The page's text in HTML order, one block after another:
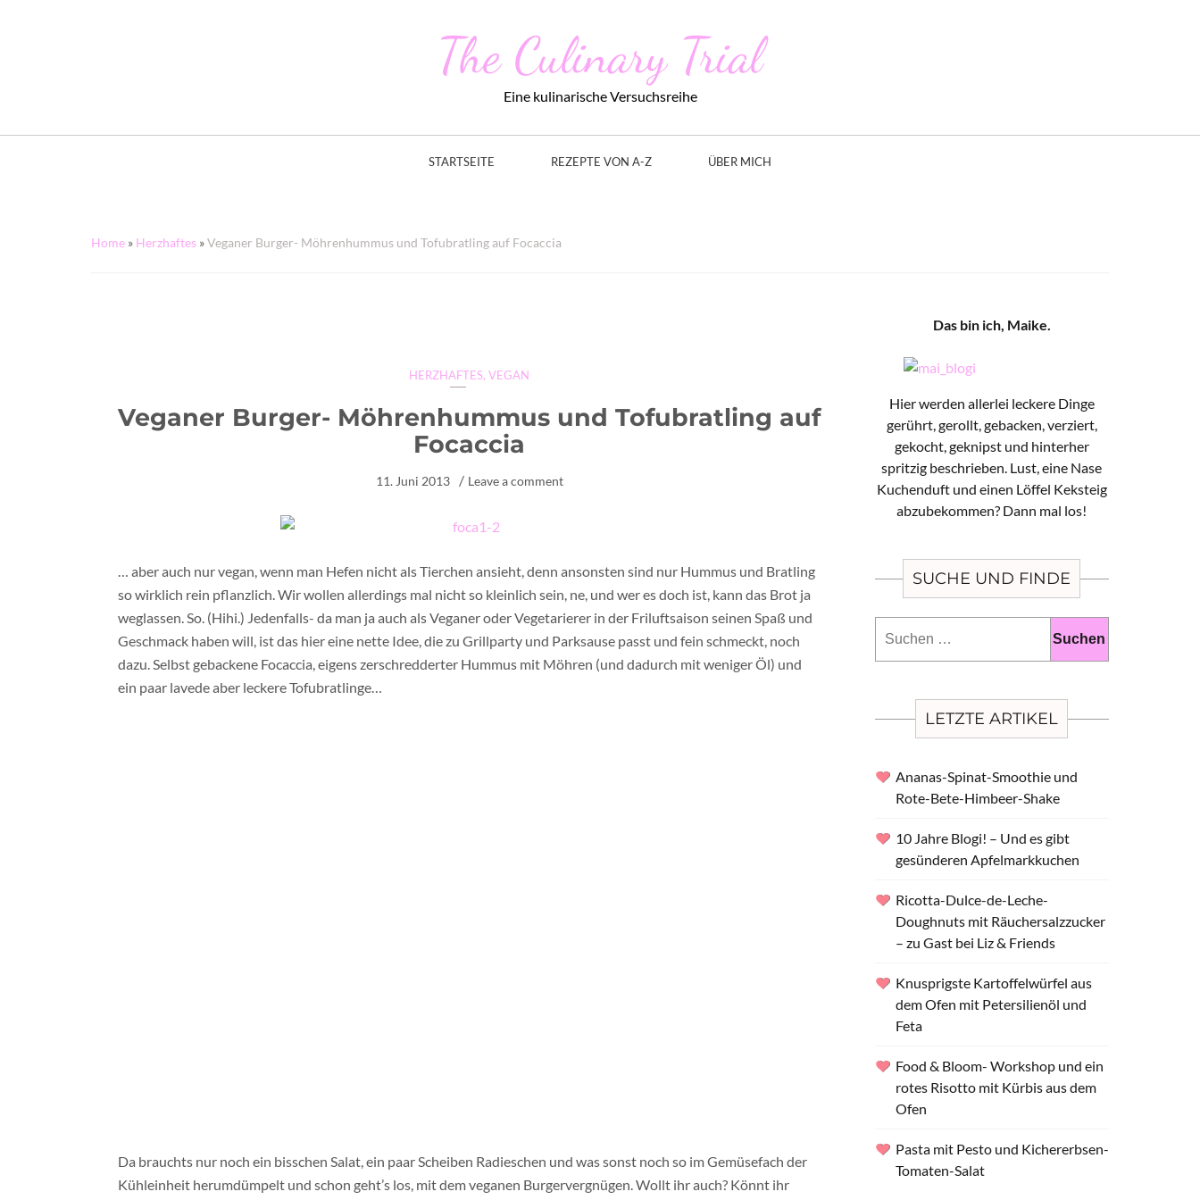
The Culinary Trial
Eine kulinarische Versuchsreihe
STARTSEITE REZEPTE VON A-Z ÜBER MICH
Home » Herzhaftes »Veganer Burger- Möhrenhummus und Tofubratling auf Focaccia
HERZHAFTES,VEGAN
Veganer Burger- Möhrenhummus und Tofubratling auf
Focaccia
11. Juni 2013 Leave a comment
… aber auch nur vegan, wenn man Hefen nicht als Tierchen ansieht, denn ansonsten sind nur Hummus und Bratling
so wirklich rein pflanzlich. Wir wollen allerdings mal nicht so kleinlich sein, ne, und wer es doch ist, kann das Brot ja
weglassen. So. (Hihi.) Jedenfalls- da man ja auch als Veganer oder Vegetarierer in der Friluftsaison seinen Spaß und
Geschmack haben will, ist das hier eine nette Idee, die zu Grillparty und Parksause passt und fein schmeckt, noch
dazu. Selbst gebackene Focaccia, eigens zerschredderter Hummus mit Möhren (und dadurch mit weniger Öl) und
ein paar lavede aber leckere Tofubratlinge…
250 g Möhren
Das bin ich, Maike.
Hier werden allerlei leckere Dinge
gerührt, gerollt, gebacken, verziert,
gekocht, geknipst und hinterher
spritzig beschrieben. Lust, eine Nase
Kuchenduft und einen Löffel Keksteig
abzubekommen? Dann mal los!
SUCHE UND FINDE
nach:
LETZTE ARTIKEL
Ananas-Spinat-Smoothie und
Rote-Bete-Himbeer-Shake
10 Jahre Blogi! – Und es gibt
gesünderen Apfelmarkkuchen
Ricotta-Dulce-de-Leche-
Doughnuts mit Räuchersalzzucker
– zu Gast bei Liz & Friends
Knusprigste Kartoffelwürfel aus
dem Ofen mit Petersilienöl und
Feta
Food & Bloom- Workshop und ein
rotes Risotto mit Kürbis aus dem
Ofen
Pasta mit Pesto und Kichererbsen-
Tomaten-Salat